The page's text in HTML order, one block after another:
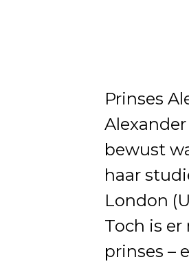
Prinses
bewust
haar
London
Toch is
prinses –